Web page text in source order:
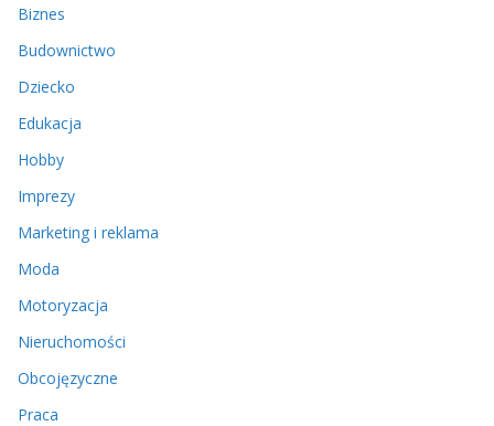
Biznes
Budownictwo
Dziecko
Edukacja
Hobby
Imprezy
Marketing i reklama
Moda
Motoryzacja
Nieruchomości
Obcojęzyczne
Praca